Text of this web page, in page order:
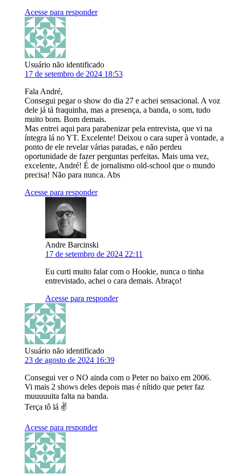
Acesse para responder
Usuário não identificado
17 de setembro de 2024 18:53
Fala André,
Consegui pegar o show do dia 27 e achei sensacional. A voz
dele já tá fraquinha, mas a presença, a banda, o som, tudo
muito bom. Bom demais.
Mas entrei aqui para parabenizar pela entrevista, que vi na
íntegra lá no YT. Excelente! Deixou o cara super à vontade, a
ponto de ele revelar várias paradas, e não perdeu
oportunidade de fazer perguntas perfeitas. Mais uma vez,
excelente, André! É de jornalismo old-school que o mundo
precisa! Não para nunca. Abs
Acesse para responder
Andre Barcinski
17 de setembro de 2024 22:11
Eu curti muito falar com o Hookie, nunca o tinha
entrevistado, achei o cara demais. Abraço!
Acesse para responder
Usuário não identificado
23 de agosto de 2024 16:39
Consegui ver o NO ainda com o Peter no baixo em 2006.
Vi mais 2 shows deles depois mas é nítido que peter faz
muuuuuita falta na banda.
Terça tô lá ✌️
Acesse para responder